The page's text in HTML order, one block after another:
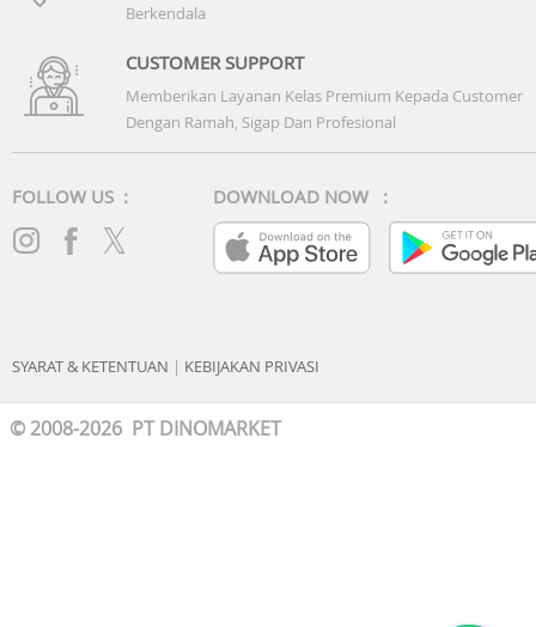
Berkendala
CUSTOMER SUPPORT
Memberikan Layanan Kelas Premium Kepada Customer
Dengan Ramah, Sigap Dan Profesional
FOLLOW US : DOWNLOAD NOW :
SYARAT & KETENTUAN | KEBIJAKAN PRIVASI
© 2008-2026 PT DINOMARKET